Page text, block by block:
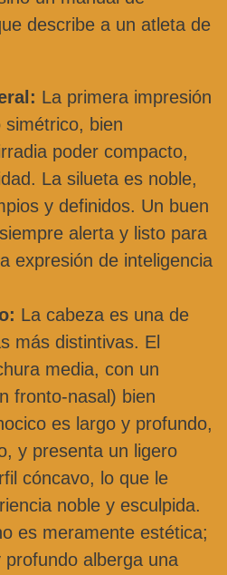
describe a un atleta de
La primera impresión
bien
poder compacto,
La silueta es noble,
y definidos. Un buen
alerta y listo para
expresión de inteligencia
La cabeza es una de
más distintivas. El
media, con un
fronto-nasal) bien
es largo y profundo,
y presenta un ligero
cóncavo, lo que le
noble y esculpida.
es meramente estética;
profundo alberga una